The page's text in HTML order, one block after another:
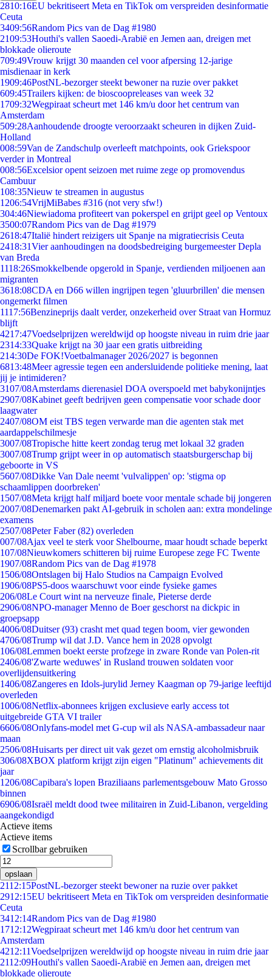
2810:16EU bekritiseert Meta en TikTok om verspreiden desinformatie
Ceuta
3409:56Random Pics van de Dag #1980
2109:53Houthi's vallen Saoedi-Arabië en Jemen aan, dreigen met
blokkade olieroute
709:49Vrouw krijgt 30 maanden cel voor afpersing 12-jarige
misdienaar in kerk
1909:46PostNL-bezorger steekt bewoner na ruzie over pakket
609:45Trailers kijken: de bioscoopreleases van week 32
1709:32Wegpiraat scheurt met 146 km/u door het centrum van
Amsterdam
509:28Aanhoudende droogte veroorzaakt scheuren in dijken Zuid-
Holland
008:59Van de Zandschulp overleeft matchpoints, ook Griekspoor
verder in Montreal
008:56Excelsior opent seizoen met ruime zege op promovendus
Cambuur
108:35Nieuw te streamen in augustus
1206:54VrijMiBabes #316 (not very sfw!)
304:46Niewiadoma profiteert van pokerspel en grijpt geel op Ventoux
3500:07Random Pics van de Dag #1979
2618:47Italië hindert reizigers uit Spanje na migratiecrisis Ceuta
2418:31Vier aanhoudingen na doodsbedreiging burgemeester Depla
van Breda
1118:26Smokkelbende opgerold in Spanje, verdienden miljoenen aan
migranten
3618:08CDA en D66 willen ingrijpen tegen 'gluurbrillen' die mensen
ongemerkt filmen
1117:56Benzineprijs daalt verder, onzekerheid over Straat van Hormuz
blijft
4217:47Voedselprijzen wereldwijd op hoogste niveau in ruim drie jaar
2314:33Quake krijgt na 30 jaar een gratis uitbreiding
214:30De FOK!Voetbalmanager 2026/2027 is begonnen
6813:48Meer agressie tegen een andersluidende politieke mening, laat
jij je intimideren?
3107/08Amsterdams dierenasiel DOA overspoeld met babykonijntjes
2907/08Kabinet geeft bedrijven geen compensatie voor schade door
laagwater
2407/08OM eist TBS tegen verwarde man die agenten stak met
aardappelschilmesje
3007/08Tropische hitte keert zondag terug met lokaal 32 graden
3007/08Trump grijpt weer in op automatisch staatsburgerschap bij
geboorte in VS
5607/08Dikke Van Dale neemt 'vulvalippen' op: 'stigma op
schaamlippen doorbreken'
1507/08Meta krijgt half miljard boete voor mentale schade bij jongeren
2007/08Denemarken pakt AI-gebruik in scholen aan: extra mondelinge
examens
2507/08Peter Faber (82) overleden
007/08Ajax veel te sterk voor Shelbourne, maar houdt schade beperkt
107/08Nieuwkomers schitteren bij ruime Europese zege FC Twente
1907/08Random Pics van de Dag #1978
1506/08Ontslagen bij Halo Studios na Campaign Evolved
1906/08PS5-doos waarschuwt voor einde fysieke games
206/08Le Court wint na nerveuze finale, Pieterse derde
2906/08NPO-manager Menno de Boer geschorst na dickpic in
groepsapp
4006/08Duitser (93) crasht met quad tegen boom, vier gewonden
4706/08Trump wil dat J.D. Vance hem in 2028 opvolgt
106/08Lemmen boekt eerste profzege in zware Ronde van Polen-rit
2406/08'Zwarte weduwes' in Rusland trouwen soldaten voor
overlijdensuitkering
1406/08Zangeres en Idols-jurylid Jerney Kaagman op 79-jarige leeftijd
overleden
1006/08Netflix-abonnees krijgen exclusieve early access tot
uitgebreide GTA VI trailer
6606/08Onlyfans-model met G-cup wil als NASA-ambassadeur naar
maan
2506/08Huisarts per direct uit vak gezet om ernstig alcoholmisbruik
306/08XBOX platform krijgt zijn eigen "Platinum" achievements dit
jaar
1206/08Capibara's lopen Braziliaans parlementsgebouw Mato Grosso
binnen
6906/08Israël meldt dood twee militairen in Zuid-Libanon, vergelding
aangekondigd
Actieve items
Actieve items
Scrollbar gebruiken
opslaan
2112:15PostNL-bezorger steekt bewoner na ruzie over pakket
2912:15EU bekritiseert Meta en TikTok om verspreiden desinformatie
Ceuta
3412:14Random Pics van de Dag #1980
1712:12Wegpiraat scheurt met 146 km/u door het centrum van
Amsterdam
4212:11Voedselprijzen wereldwijd op hoogste niveau in ruim drie jaar
2112:09Houthi's vallen Saoedi-Arabië en Jemen aan, dreigen met
blokkade olieroute